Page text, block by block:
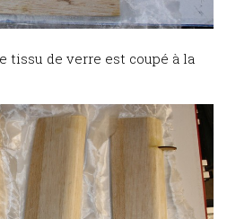
tissu de verre est coupé à la